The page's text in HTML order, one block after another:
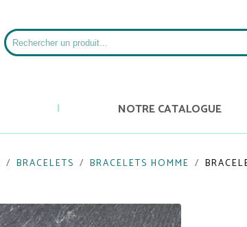
NOTRE CATALOGUE
BRACELETS BRACELETS HOMME